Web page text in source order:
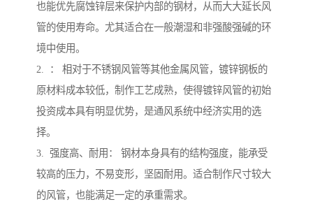
也能优先腐蚀锌层来保护内部的钢材，从而大大延长风
管的使用寿命。尤其适合在一般潮湿和非强酸强碱的环
境中使用。
2. ： 相对于不锈钢风管等其他金属风管，镀锌钢板的
原材料成本较低，制作工艺成熟，使得镀锌风管的初始
投资成本具有明显优势，是通风系统中经济实用的选
择。
3. 强度高、耐用： 钢材本身具有的结构强度，能承受
较高的压力，不易变形，坚固耐用。适合制作尺寸较大
的风管，也能满足一定的承重需求。